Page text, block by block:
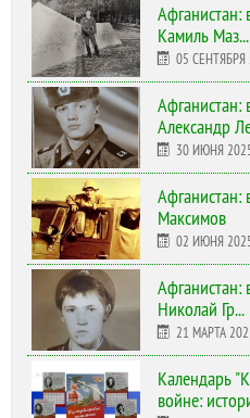
Афганистан:
Камиль Маз...
05 СЕНТЯБРЯ
Афганистан:
Александр
30 ИЮНЯ
Афганистан:
Максимов
02 ИЮНЯ
Афганистан:
Николай Гр...
21 МАРТА
Календарь
войне: